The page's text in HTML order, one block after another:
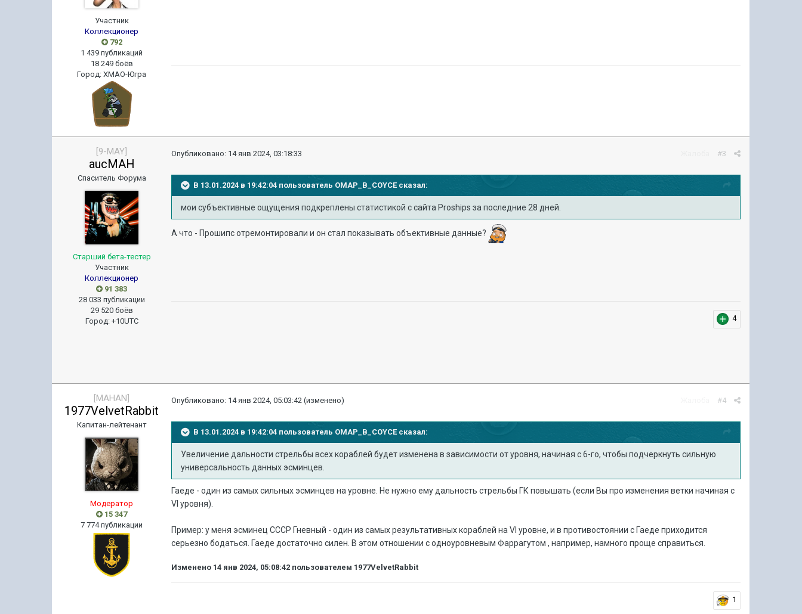
Участник
Коллекционер
792
1 439 публикаций
18 249 боёв
Город:ХМАО-Югра
[9-MAY]
aucMAH
Спаситель Форума
Старший бета-тестер
Участник
Коллекционер
91 383
28 033 публикации
29 520 боёв
Город: +10UTC
#3
Опубликовано: 14 янв 2024, 03:18:33
В 13.01.2024 в 19:42:04 пользователь OMAP_B_COYCEсказал:
мои субъективные ощущения подкреплены статистикой с сайта Proships за последние 28 дней.
А что - Прошипс отремонтировали и он стал показывать объективные данные?
4
[MAHAN]
1977VelvetRabbit
Капитан-лейтенант
Модератор
15 347
7 774 публикации
#4
Опубликовано: 14 янв 2024, 05:03:42 (изменено)
В 13.01.2024 в 19:42:04 пользователь OMAP_B_COYCEсказал:
Увеличение дальности стрельбы всех кораблей будет изменена в зависимости от уровня, начиная с 6-го, чтобы подчеркнуть сильную
универсальность данных эсминцев.
Гаеде - один из самых сильных эсминцев на уровне. Не нужно ему дальность стрельбы ГК повышать (если Вы про изменения ветки начиная с
VI уровня).
Пример: у меня эсминец СССР Гневный - один из самых результативных кораблей на VI уровне, и в противостоянии с Гаеде приходится
серьезно бодаться. Гаеде достаточно силен. В этом отношении с одноуровневым Фаррагутом , например, намного проще справиться.
Изменено 14 янв 2024, 05:08:42 пользователем 1977VelvetRabbit
1